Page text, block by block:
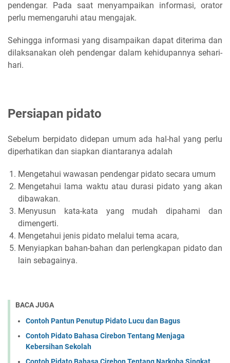
pendengar. Pada saat menyampaikan informasi, orator
perlu memengaruhi atau mengajak.
Sehingga informasi yang disampaikan dapat diterima dan
dilaksanakan oleh pendengar dalam kehidupannya sehari-
hari.
Persiapan pidato
Sebelum berpidato didepan umum ada hal-hal yang perlu
diperhatikan dan siapkan diantaranya adalah
Mengetahui wawasan pendengar pidato secara umum
Mengetahui lama waktu atau durasi pidato yang akan
dibawakan.
Menyusun kata-kata yang mudah dipahami dan
dimengerti.
Mengetahui jenis pidato melalui tema acara,
Menyiapkan bahan-bahan dan perlengkapan pidato dan
lain sebagainya.
BACA JUGA
Contoh Pantun Penutup Pidato Lucu dan Bagus
Contoh Pidato Bahasa Cirebon Tentang Menjaga
Kebersihan Sekolah